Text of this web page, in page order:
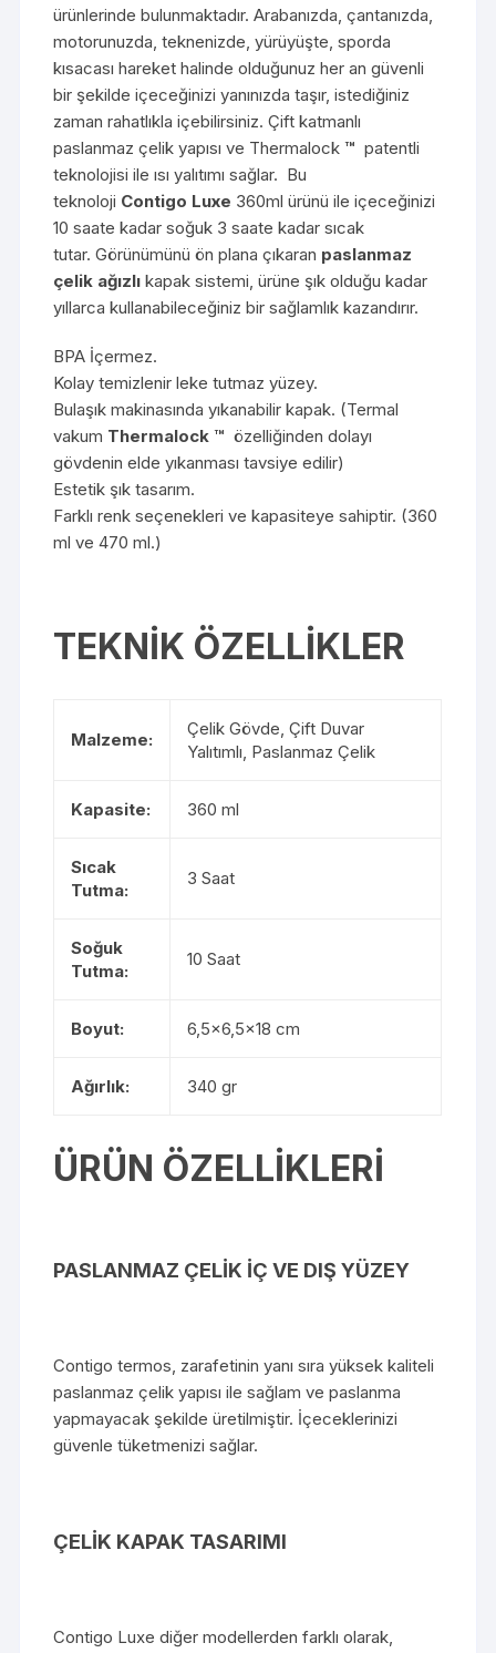
ürünlerinde bulunmaktadır. Arabanızda, çantanızda,
motorunuzda, teknenizde, yürüyüşte, sporda
kısacası hareket halinde olduğunuz her an güvenli
bir şekilde içeceğinizi yanınızda taşır, istediğiniz
zaman rahatlıkla içebilirsiniz. Çift katmanlı
paslanmaz çelik yapısı ve Thermalock ™ patentli
teknolojisi ile ısı yalıtımı sağlar. Bu
teknoloji Contigo Luxe 360ml ürünü ile içeceğinizi
10 saate kadar soğuk 3 saate kadar sıcak
tutar. Görünümünü ön plana çıkaran paslanmaz
çelik ağızlı kapak sistemi, ürüne şık olduğu kadar
yıllarca kullanabileceğiniz bir sağlamlık kazandırır.
BPA İçermez.
Kolay temizlenir leke tutmaz yüzey.
Bulaşık makinasında yıkanabilir kapak. (Termal
vakum Thermalock ™ özelliğinden dolayı
gövdenin elde yıkanması tavsiye edilir)
Estetik şık tasarım.
Farklı renk seçenekleri ve kapasiteye sahiptir. (360
ml ve 470 ml.)
TEKNİK ÖZELLİKLER
Malzeme:
Çelik Gövde, Çift Duvar
Yalıtımlı, Paslanmaz Çelik
Kapasite: 360 ml
Sıcak
Tutma:
3 Saat
Soğuk
Tutma:
10 Saat
Boyut: 6,5×6,5×18 cm
Ağırlık: 340 gr
ÜRÜN ÖZELLİKLERİ
PASLANMAZ ÇELİK İÇ VE DIŞ YÜZEY
Contigo termos, zarafetinin yanı sıra yüksek kaliteli
paslanmaz çelik yapısı ile sağlam ve paslanma
yapmayacak şekilde üretilmiştir. İçeceklerinizi
güvenle tüketmenizi sağlar.
ÇELİK KAPAK TASARIMI
Contigo Luxe diğer modellerden farklı olarak,